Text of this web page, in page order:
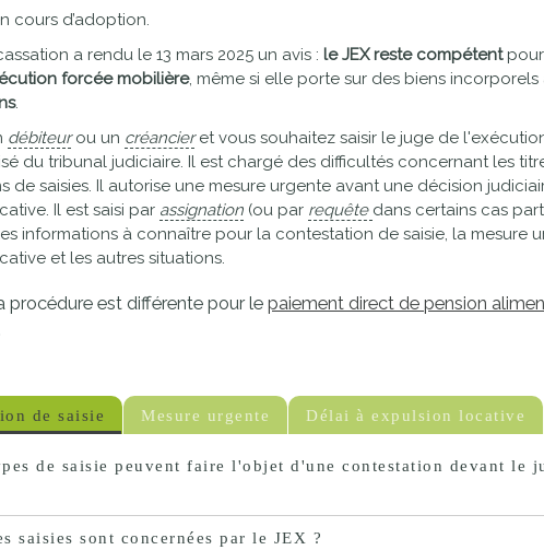
publics
scolaires
privés
Cour et
Buis
Visiter,
découvrir
et
s'amuser
cours d’adoption.
a rendu le 13 mars 2025 un avis : le JEX reste compétent
forcée mobilière, même si elle porte sur des biens
.
débiteurou un créancieret vous souhaitez saisir le juge de l'exécution
du tribunal judiciaire. Il est chargé des difficultés concernant les
de saisies. Il autorise une mesure urgente avant une décision
Il est saisi par assignation (ou par requête dans certains cas
informations à connaître pour la contestation de saisie, la mesure
et les autres situations.
procédure est différente pour le paiement direct de pension
de saisie Mesure urgente Délai à expulsion locative
de saisie peuvent faire l'objet d'une contestation devant le
saisies sont concernées par le JEX ?